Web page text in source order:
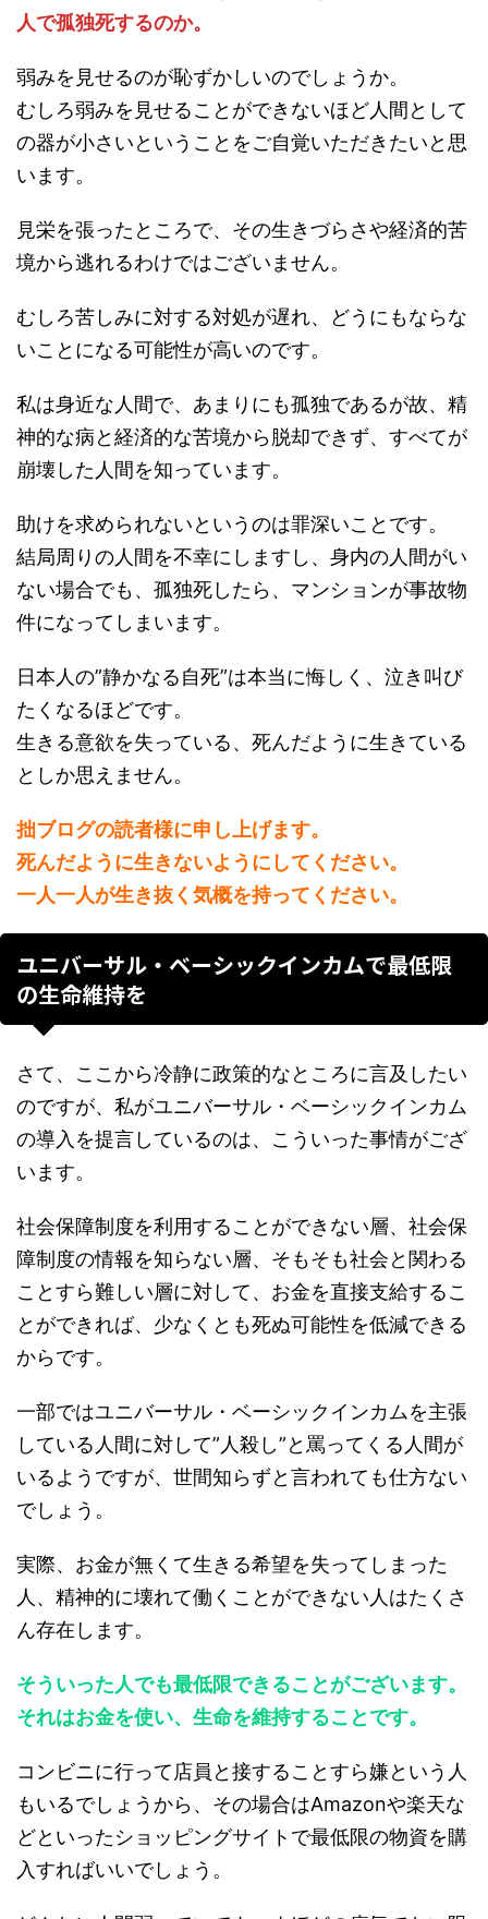
人で孤独死するのか。
弱みを見せるのが恥ずかしいのでしょうか。
むしろ弱みを見せることができないほど人間として
の器が小さいということをご自覚いただきたいと思
います。
見栄を張ったところで、その生きづらさや経済的苦
境から逃れるわけではございません。
むしろ苦しみに対する対処が遅れ、どうにもならな
いことになる可能性が高いのです。
私は身近な人間で、あまりにも孤独であるが故、精
神的な病と経済的な苦境から脱却できず、すべてが
崩壊した人間を知っています。
助けを求められないというのは罪深いことです。
結局周りの人間を不幸にしますし、身内の人間がい
ない場合でも、孤独死したら、マンションが事故物
件になってしまいます。
日本人の”静かなる自死”は本当に悔しく、泣き叫び
たくなるほどです。
生きる意欲を失っている、死んだように生きている
としか思えません。
拙ブログの読者様に申し上げます。
死んだように生きないようにしてください。
一人一人が生き抜く気概を持ってください。
ユニバーサル・ベーシックインカムで最低限
の生命維持を
さて、ここから冷静に政策的なところに言及したい
のですが、私がユニバーサル・ベーシックインカム
の導入を提言しているのは、こういった事情がござ
います。
社会保障制度を利用することができない層、社会保
障制度の情報を知らない層、そもそも社会と関わる
ことすら難しい層に対して、お金を直接支給するこ
とができれば、少なくとも死ぬ可能性を低減できる
からです。
一部ではユニバーサル・ベーシックインカムを主張
している人間に対して”人殺し”と罵ってくる人間が
いるようですが、世間知らずと言われても仕方ない
でしょう。
実際、お金が無くて生きる希望を失ってしまった
人、精神的に壊れて働くことができない人はたくさ
ん存在します。
そういった人でも最低限できることがございます。
それはお金を使い、生命を維持することです。
コンビニに行って店員と接することすら嫌という人
もいるでしょうから、その場合はAmazonや楽天な
どといったショッピングサイトで最低限の物資を購
入すればいいでしょう。